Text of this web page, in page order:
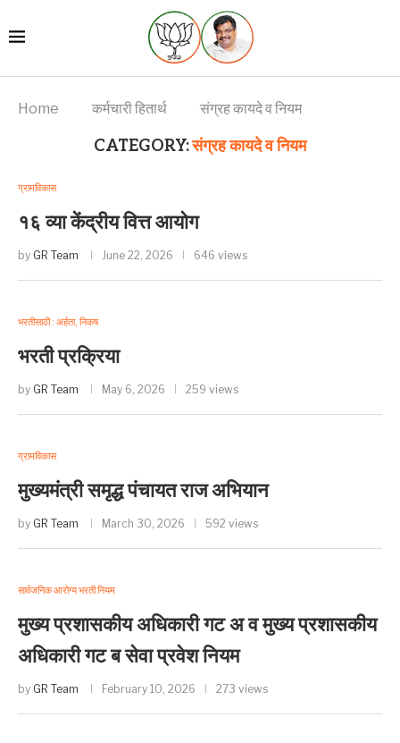
Home कर्मचारी हितार्थ संग्रह कायदे व नियम
CATEGORY:संग्रह कायदे व नियम
ग्रामविकास
१६ व्या केंद्रीय वित्त आयोग
by GR Team June 22, 2026 646 views
भरतीसाठी : अर्हता, निकष
भरती प्रक्रिया
by GR Team May 6, 2026 259 views
ग्रामविकास
मुख्यमंत्री समृद्ध पंचायत राज अभियान
by GR Team March 30, 2026 592 views
सार्वजनिक आरोग्य भरती नियम
मुख्य प्रशासकीय अधिकारी गट अ व मुख्य प्रशासकीय
अधिकारी गट ब सेवा प्रवेश नियम
by GR Team February 10, 2026 273 views